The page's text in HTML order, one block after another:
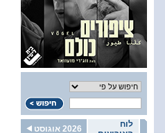
לוח
2026 אוגוסט